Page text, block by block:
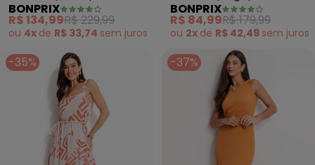
Malha Texturizada
BONPRIX
R$ 134,99R$ 229,99
ou 4x de R$ 33,74 sem juros
Texturizada
BONPRIX
R$ 84,99R$ 179,99
ou 2x de R$ 42,49 sem juros
-35% -37%